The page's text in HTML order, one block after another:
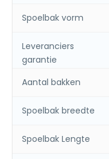
Spoelbak vorm
Leveranciers
garantie
Aantal bakken
Spoelbak breedte
Spoelbak Lengte